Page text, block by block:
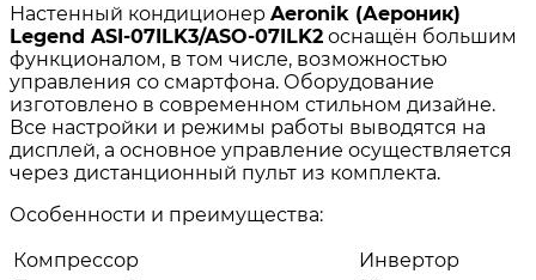
Настенный кондиционер Aeronik (Аероник)
Legend ASI-07ILK3/ASO-07ILK2 оснащён большим
функционалом, в том числе, возможностью
управления со смартфона. Оборудование
изготовлено в современном стильном дизайне.
Все настройки и режимы работы выводятся на
дисплей, а основное управление осуществляется
через дистанционный пульт из комплекта.
Особенности и преимущества:
Компрессор
Инвертор